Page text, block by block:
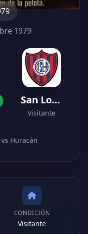
1979
San Lorenzo
Visitante
Huracán
CONDICIÓN
Visitante